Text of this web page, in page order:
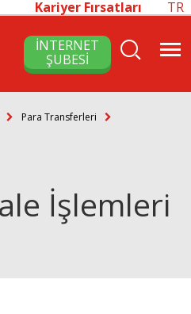
Kariyer Fırsatları TR
İNTERNET
ŞUBESİ
Para Transferleri
İşlemleri